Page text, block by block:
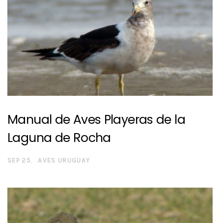
Manual de Aves Playeras de la
Laguna de Rocha
SEP 25 AVES URUGUAY